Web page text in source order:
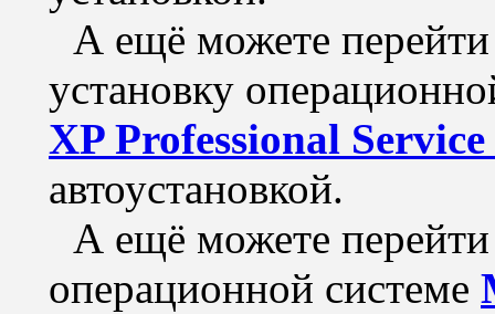
А ещё можете перейти
установку
XP Professional
автоустановкой.
А ещё можете перейти
операционной системе